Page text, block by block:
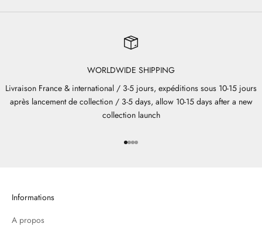
WORLDWIDE SHIPPING
Livraison France & international / 3-5 jours, expéditions sous 10-15 jours
après lancement de collection / 3-5 days, allow 10-15 days after a new
collection launch
Aller à l'élément 1
Aller à l'élément 2
Aller à l'élément 3
Aller à l'élément 4
Informations
A propos